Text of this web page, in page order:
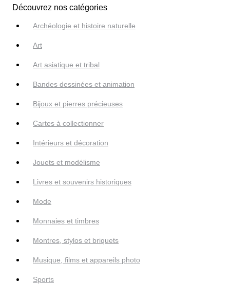
Découvrez nos catégories
Archéologie et histoire naturelle
Art
Art asiatique et tribal
Bandes dessinées et animation
Bijoux et pierres précieuses
Cartes à collectionner
Intérieurs et décoration
Jouets et modélisme
Livres et souvenirs historiques
Mode
Monnaies et timbres
Montres, stylos et briquets
Musique, films et appareils photo
Sports